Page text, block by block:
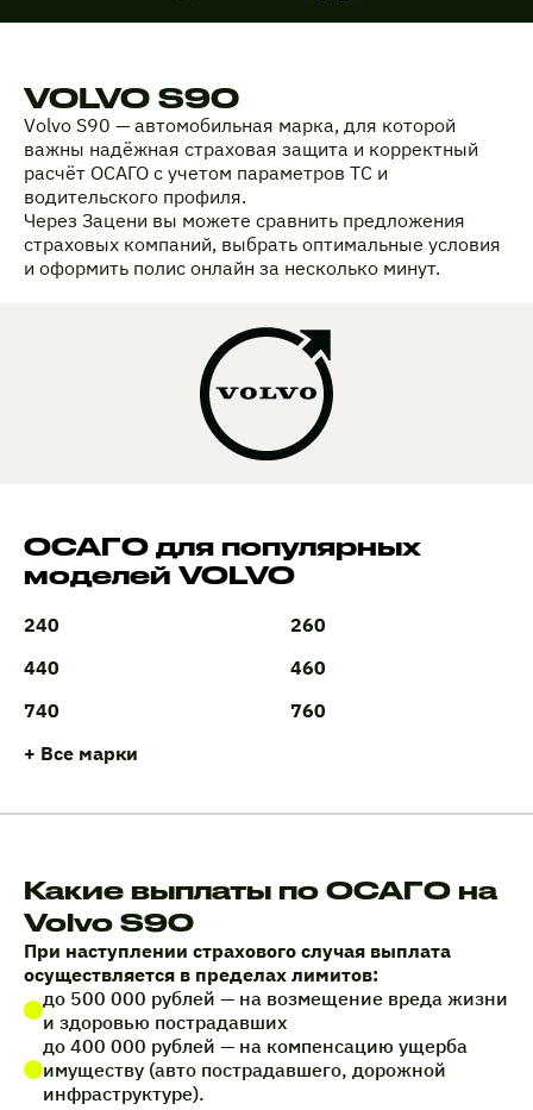
VOLVO S90
Volvo S90 — автомобильная марка, для которой
важны надёжная страховая защита и корректный
расчёт ОСАГО с учетом параметров ТС и
водительского профиля.
Через Зацени вы можете сравнить предложения
страховых компаний, выбрать оптимальные условия
и оформить полис онлайн за несколько минут.
ОСАГО для популярных
моделей VOLVO
240
260
440
460
740
760
+ Все марки
Какие выплаты по ОСАГО на
Volvo S90
При наступлении страхового случая выплата
осуществляется в пределах лимитов:
до 500 000 рублей — на возмещение вреда жизни
и здоровью пострадавших
до 400 000 рублей — на компенсацию ущерба
имуществу (авто пострадавшего, дорожной
инфраструктуре).